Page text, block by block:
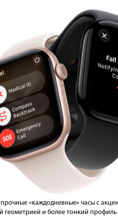
«каждодневные» часы с
и более тонкий